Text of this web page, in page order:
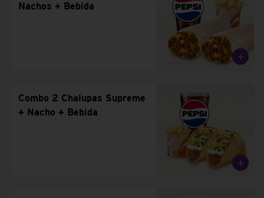
Nachos + Bebida
Combo 2 Chalupas Supreme
+ Nacho + Bebida